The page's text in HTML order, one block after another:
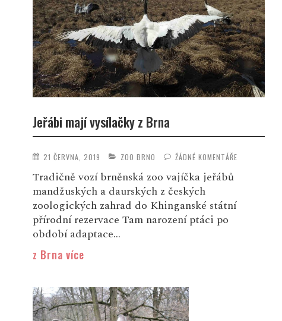
Jeřábi mají vysílačky z Brna
21 ČERVNA, 2019 ZOO BRNO ŽÁDNÉ KOMENTÁŘE
Tradičně vozí brněnská zoo vajíčka jeřábů
mandžuských a daurských z českých
zoologických zahrad do Khinganské státní
přírodní rezervace Tam narození ptáci po
období adaptace...
z Brna více